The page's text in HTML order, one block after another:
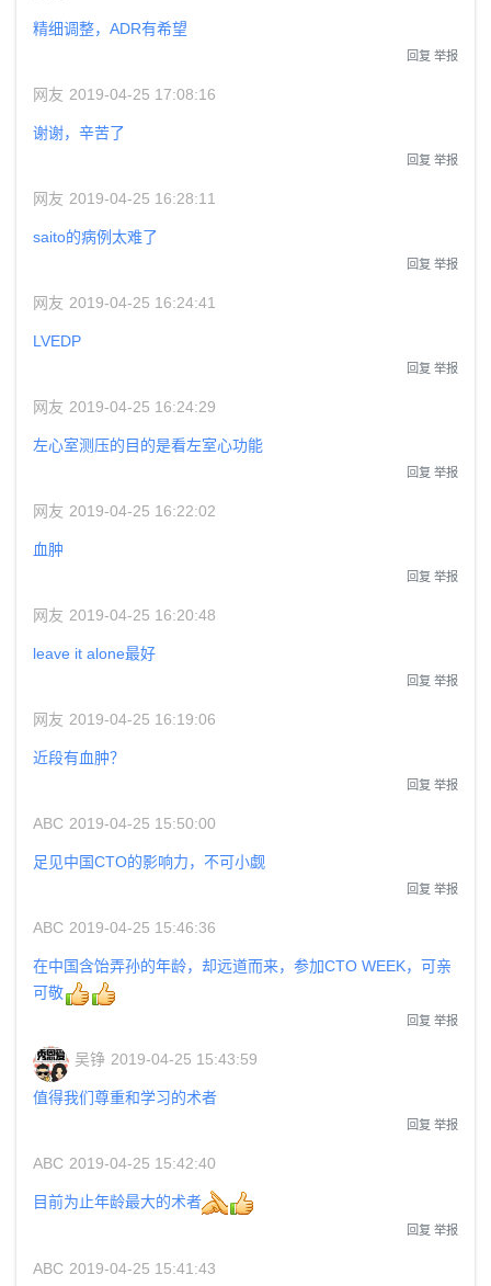
精细调整，ADR有希望
回复 举报
网友 2019-04-25 17:08:16
谢谢，辛苦了
回复 举报
网友 2019-04-25 16:28:11
saito的病例太难了
回复 举报
网友 2019-04-25 16:24:41
LVEDP
回复 举报
网友 2019-04-25 16:24:29
左心室测压的目的是看左室心功能
回复 举报
网友 2019-04-25 16:22:02
血肿
回复 举报
网友 2019-04-25 16:20:48
leave it alone最好
回复 举报
网友 2019-04-25 16:19:06
近段有血肿？
回复 举报
ABC 2019-04-25 15:50:00
足见中国CTO的影响力，不可小觑
回复 举报
ABC 2019-04-25 15:46:36
在中国含饴弄孙的年龄，却远道而来，参加CTO WEEK，可亲
可敬
回复 举报
吴铮 2019-04-25 15:43:59
值得我们尊重和学习的术者
回复 举报
ABC 2019-04-25 15:42:40
目前为止年龄最大的术者
回复 举报
ABC 2019-04-25 15:41:43